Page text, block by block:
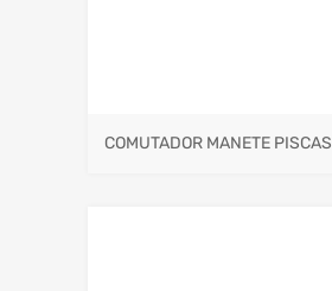
COMUTADOR MANETE PISCAS